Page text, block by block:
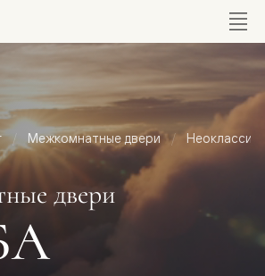
Межкомнатные двери Неоклассика
двери